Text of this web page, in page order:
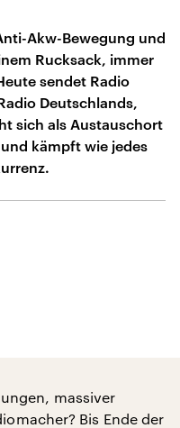
Akw-Bewegung und
Rucksack, immer
sendet Radio
Deutschlands,
sich als Austauschort
kämpft wie jedes
massiver
Bis Ende der